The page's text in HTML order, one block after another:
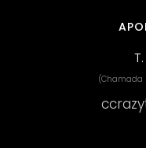
(Chamada